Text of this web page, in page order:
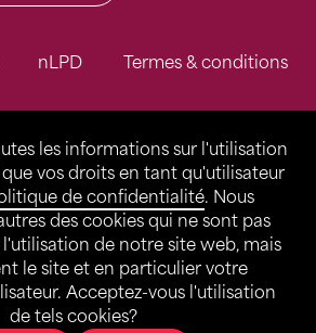
les informations sur l'utilisation
vos droits en tant qu'utilisateur
de confidentialité. Nous
des cookies qui ne sont pas
l'utilisation de notre site web, mais
le site et en particulier votre
Acceptez-vous l'utilisation
de tels cookies?
nLPD Termes & conditions